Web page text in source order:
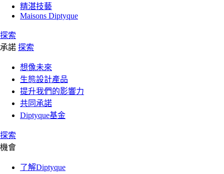
精湛技藝
Maisons Diptyque
探索
承諾 探索
想像未來
生態設計產品
提升我們的影響力
共同承諾
Diptyque基金
探索
機會
了解Diptyque